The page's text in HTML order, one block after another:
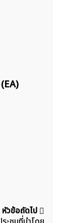
หัวข้อถัดไป